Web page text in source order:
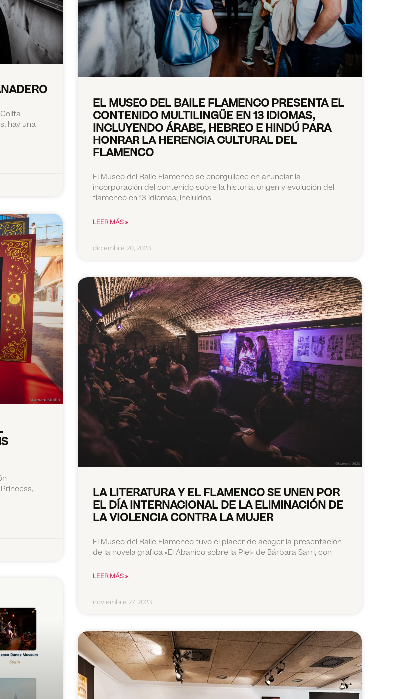
hay una
EL MUSEO DEL BAILE FLAMENCO PRESENTA EL
CONTENIDO MULTILINGÜE EN 13 IDIOMAS,
INCLUYENDO ÁRABE, HEBREO E HINDÚ PARA
HONRAR LA HERENCIA CULTURAL DEL
FLAMENCO
El Museo del Baile Flamenco se enorgullece en anunciar la
incorporación del contenido sobre la historia, origen y evolución del
flamenco en 13 idiomas, incluidos
LEER MÁS »
diciembre 20, 2023
LA LITERATURA Y EL FLAMENCO SE UNEN POR
EL DÍA INTERNACIONAL DE LA ELIMINACIÓN DE
LA VIOLENCIA CONTRA LA MUJER
El Museo del Baile Flamenco tuvo el placer de acoger la presentación
de la novela gráfica «El Abanico sobre la Piel» de Bárbara Sarri, con
LEER MÁS »
noviembre 27, 2023